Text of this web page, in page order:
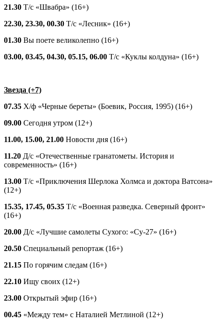
21.30 Т/с «Швабра» (16+)
22.30, 23.30, 00.30 Т/с «Лесник» (16+)
01.30 Вы поете великолепно (16+)
03.00, 03.45, 04.30, 05.15, 06.00 Т/с «Куклы колдуна» (16+)
Звезда (+7)
07.35 Х/ф «Черные береты» (Боевик, Россия, 1995) (16+)
09.00 Сегодня утром (12+)
11.00, 15.00, 21.00 Новости дня (16+)
11.20 Д/с «Отечественные гранатометы. История и
современность» (16+)
13.00 Т/с «Приключения Шерлока Холмса и доктора Ватсона»
(12+)
15.35, 17.45, 05.35 Т/с «Военная разведка. Северный фронт»
(16+)
20.00 Д/с «Лучшие самолеты Сухого: «Су-27» (16+)
20.50 Специальный репортаж (16+)
21.15 По горячим следам (16+)
22.10 Ищу своих (12+)
23.00 Открытый эфир (16+)
00.45 «Между тем» с Наталией Метлиной (12+)